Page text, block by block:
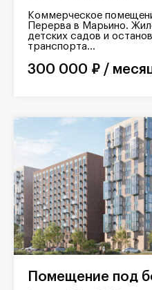
Коммерческое
Перерва в Марьино.
детских садов и
транспорта...
300 000 ₽ /
Помещение под